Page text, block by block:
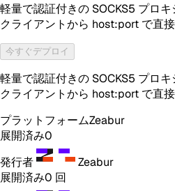
軽量で認証付きの SOCKS5 プロ
クライアントから host:port で直接
今すぐデプロイ
軽量で認証付きの SOCKS5 プロ
クライアントから host:port で直接
プラットフォームZeabur
展開済み0
発行者
Zeabur
展開済み0 回